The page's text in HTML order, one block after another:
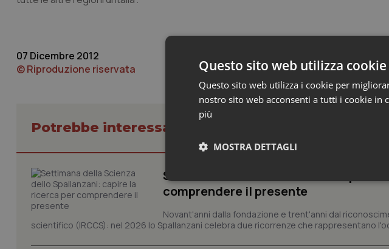
07 Dicembre 2012
© Riproduzione riservata
Potrebbe interessarti in Regioni e Asl
Settimana della Scienza dello
comprendere il presente
Novant'anni dalla fondazione e trent'anni dal
scientifico (IRCCS): nel 2026 lo Spallanzani celebra due ricorrenze che rappresentano
Questo sito web utilizza cookie
Questo sito web utilizza i cookie per
nostro sito web acconsenti a tutti i cookie in
più
MOSTRA DETTAGLI
Necessari